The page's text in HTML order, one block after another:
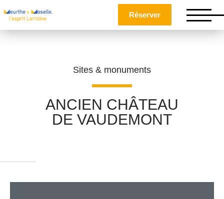
Réserver
Sites & monuments
ANCIEN CHÂTEAU
DE VAUDEMONT